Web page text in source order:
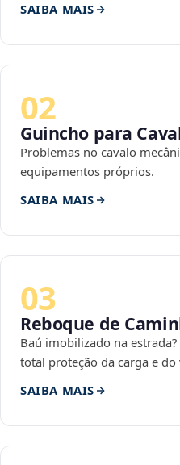
SAIBA MAIS
02
Guincho para
Problemas no cavalo
equipamentos próprios.
SAIBA MAIS
03
Reboque de
Baú imobilizado na
total proteção da carga e do
SAIBA MAIS